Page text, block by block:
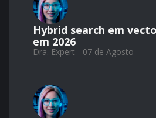
Hybrid search em
em 2026
Dra. Expert - 07 de Agosto